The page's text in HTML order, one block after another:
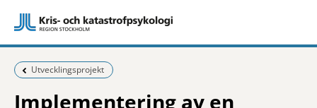
Föregående sida:
Utvecklingsprojekt
Implementering av en